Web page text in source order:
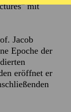
mit
Jacob
Epoche der
eröffnet er